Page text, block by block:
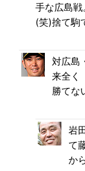
手な広島
(笑)捨て駒
対広島
来全く
勝てな
岩
て
か